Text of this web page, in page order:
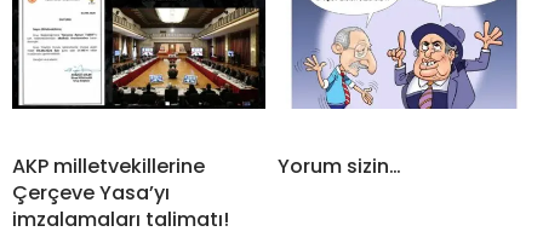
AKP milletvekillerine
Çerçeve Yasa’yı
imzalamaları talimatı!
Yorum sizin…